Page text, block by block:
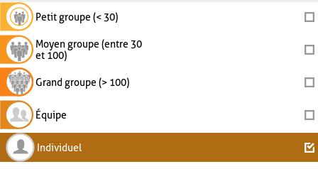
Petit groupe (< 30)
Moyen groupe (entre 30
et 100)
Grand groupe (> 100)
Équipe
Individuel